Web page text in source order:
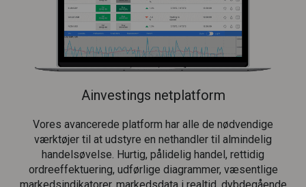
Ainvestings netplatform
Vores avancerede platform har alle de nødvendige
værktøjer til at udstyre en nethandler til almindelig
handelsøvelse. Hurtig, pålidelig handel, rettidig
ordreeffektuering, udførlige diagrammer, væsentlige